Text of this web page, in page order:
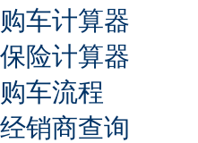
购车计算器
保险计算器
购车流程
经销商查询